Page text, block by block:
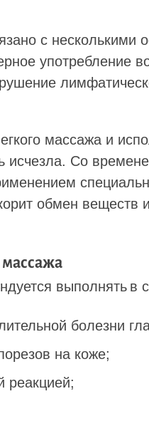
с несколькими
употребление
массажа и
Со
обмен веществ
выполнять в
болезни
на коже;
реакцией;